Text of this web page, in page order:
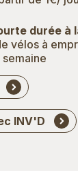
durée à
vélos à
INV'D